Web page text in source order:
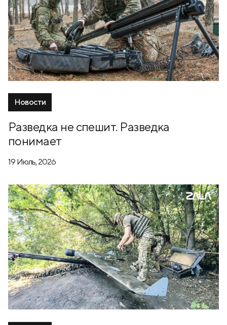
Новости
Разведка не спешит. Разведка
понимает
19 Июль, 2026